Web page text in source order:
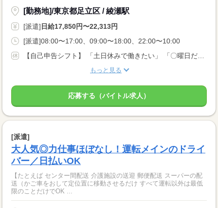
[勤務地]/東京都足立区 / 綾瀬駅
[派遣] 日給17,850円〜22,313円
[派遣]08:00〜17:00、09:00〜18:00、22:00〜10:00
【自己申告シフト】 「土日休みで働きたい」 「〇曜日だけ働きたい」 働きたい日は事前に選べます。 お休み希望の曜日・時間についても 面談の際に教えてくださいね。 ※こちらは中型以上のお仕事の例です
もっと見る
応募する（バイトル求人）
[派遣]
大人気◎力仕事ほぼなし！運転メインのドライ
バー／日払いOK
【たとえば センター間配送 介護施設の送迎 郵便配送 スーパーの配
送（かご車をおして定位置に移動させるだけ すべて運転以外は最低
限のことだけでOK ...